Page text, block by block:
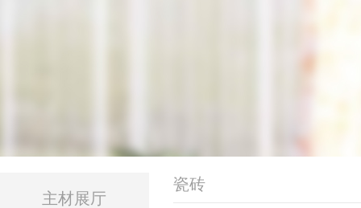
主材展厅
瓷砖